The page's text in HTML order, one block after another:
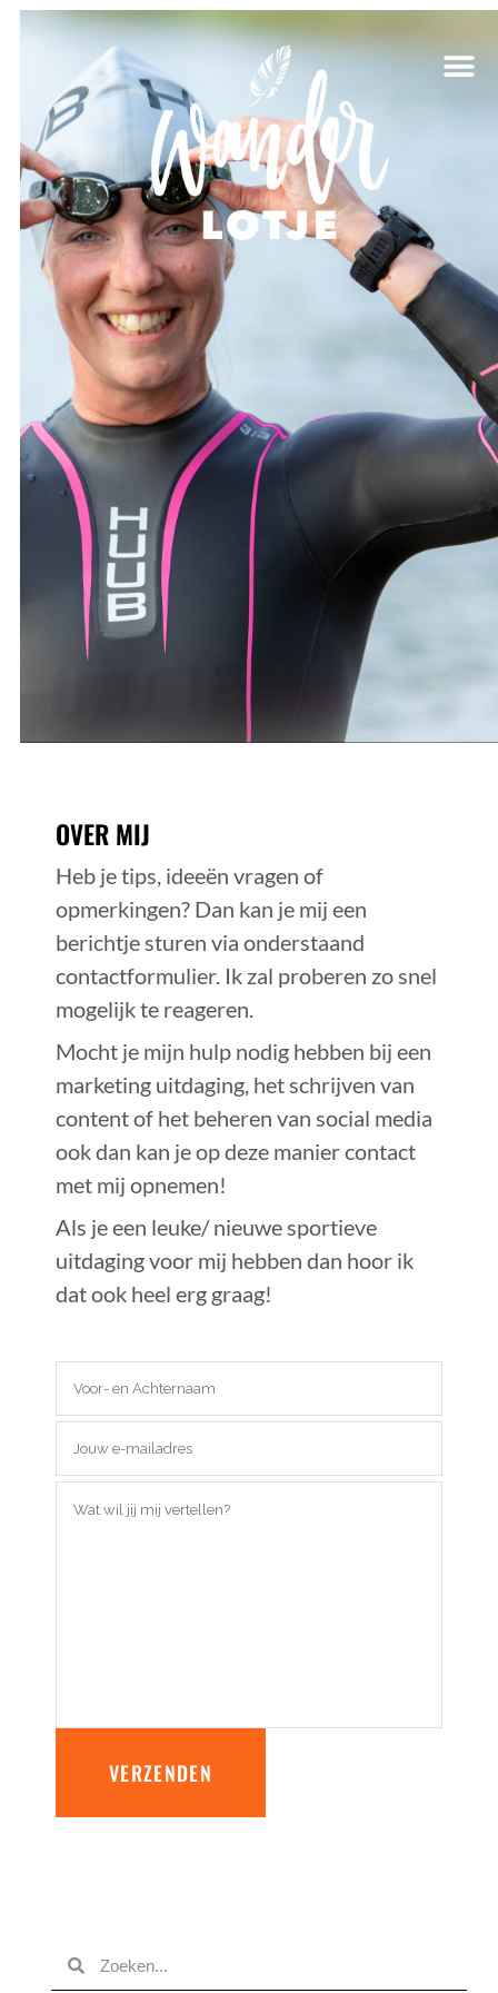
CONTACT
OVER MIJ
Heb je tips, ideeën vragen of
opmerkingen? Dan kan je mij een
berichtje sturen via onderstaand
contactformulier. Ik zal proberen zo snel
mogelijk te reageren.
Mocht je mijn hulp nodig hebben bij een
marketing uitdaging, het schrijven van
content of het beheren van social media
ook dan kan je op deze manier contact
met mij opnemen!
Als je een leuke/ nieuwe sportieve
uitdaging voor mij hebben dan hoor ik
dat ook heel erg graag!